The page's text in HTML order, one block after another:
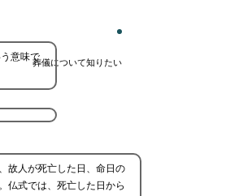
葬儀について知りたい
意味で
故人が死亡した日、命日の
仏式では、死亡した日から